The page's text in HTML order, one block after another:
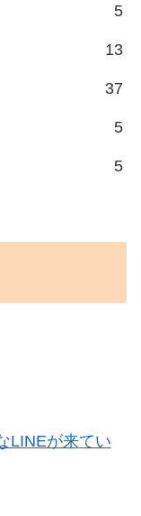
5
13
37
5
5
LINEが来てい